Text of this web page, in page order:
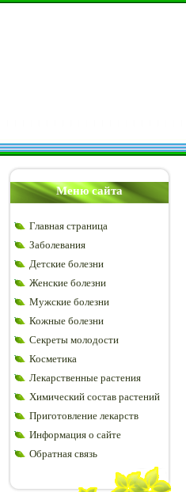
Меню сайта
Главная страница
Заболевания
Детские болезни
Женские болезни
Мужские болезни
Кожные болезни
Секреты молодости
Косметика
Лекарственные растения
Химический состав растений
Приготовление лекарств
Информация о сайте
Обратная связь